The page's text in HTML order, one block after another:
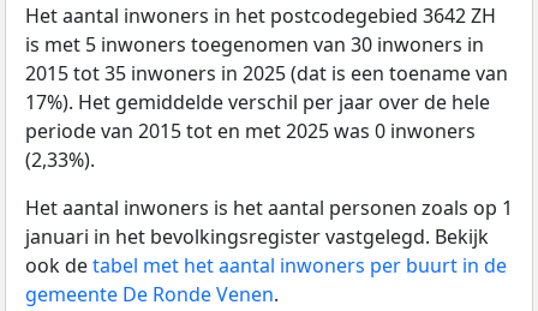
Het aantal inwoners in het postcodegebied 3642 ZH
is met 5 inwoners toegenomen van 30 inwoners in
2015 tot 35 inwoners in 2025 (dat is een toename van
17%). Het gemiddelde verschil per jaar over de hele
periode van 2015 tot en met 2025 was 0 inwoners
(2,33%).
Het aantal inwoners is het aantal personen zoals op 1
januari in het bevolkingsregister vastgelegd. Bekijk
ook detabel met het aantal inwoners per buurt in de
gemeente De Ronde Venen.